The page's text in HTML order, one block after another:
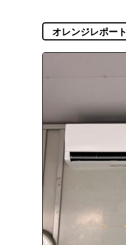
オレンジレポート